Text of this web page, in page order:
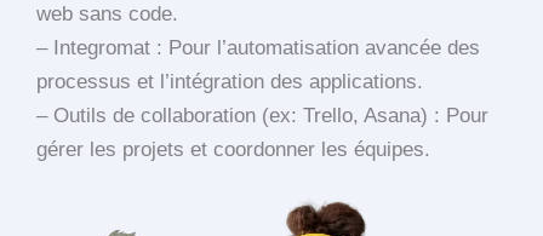
web sans code.
– Integromat : Pour l’automatisation avancée des
processus et l’intégration des applications.
– Outils de collaboration (ex: Trello, Asana) : Pour
gérer les projets et coordonner les équipes.